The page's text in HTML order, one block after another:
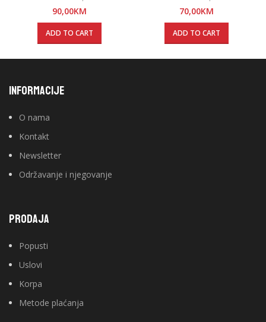
90,00KM
ADD TO CART
70,00KM
ADD TO CART
INFORMACIJE
O nama
Kontakt
Newsletter
Održavanje i njegovanje
PRODAJA
Popusti
Uslovi
Korpa
Metode plaćanja